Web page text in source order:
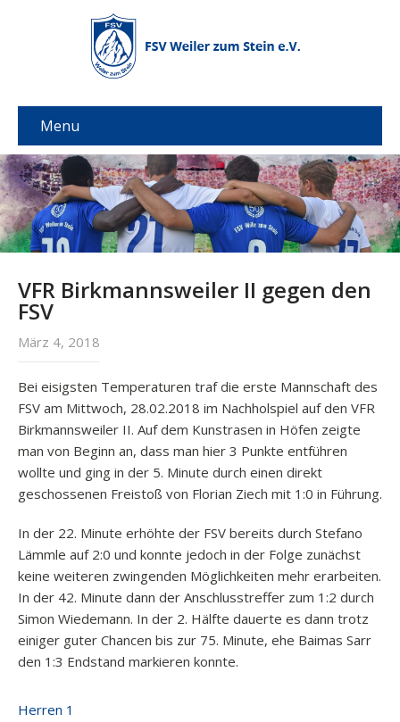
Menu
VFR Birkmannsweiler II gegen den
FSV
März 4, 2018
Bei eisigsten Temperaturen traf die erste Mannschaft des
FSV am Mittwoch, 28.02.2018 im Nachholspiel auf den VFR
Birkmannsweiler II. Auf dem Kunstrasen in Höfen zeigte
man von Beginn an, dass man hier 3 Punkte entführen
wollte und ging in der 5. Minute durch einen direkt
geschossenen Freistoß von Florian Ziech mit 1:0 in Führung.
In der 22. Minute erhöhte der FSV bereits durch Stefano
Lämmle auf 2:0 und konnte jedoch in der Folge zunächst
keine weiteren zwingenden Möglichkeiten mehr erarbeiten.
In der 42. Minute dann der Anschlusstreffer zum 1:2 durch
Simon Wiedemann. In der 2. Hälfte dauerte es dann trotz
einiger guter Chancen bis zur 75. Minute, ehe Baimas Sarr
den 1:3 Endstand markieren konnte.
Herren 1